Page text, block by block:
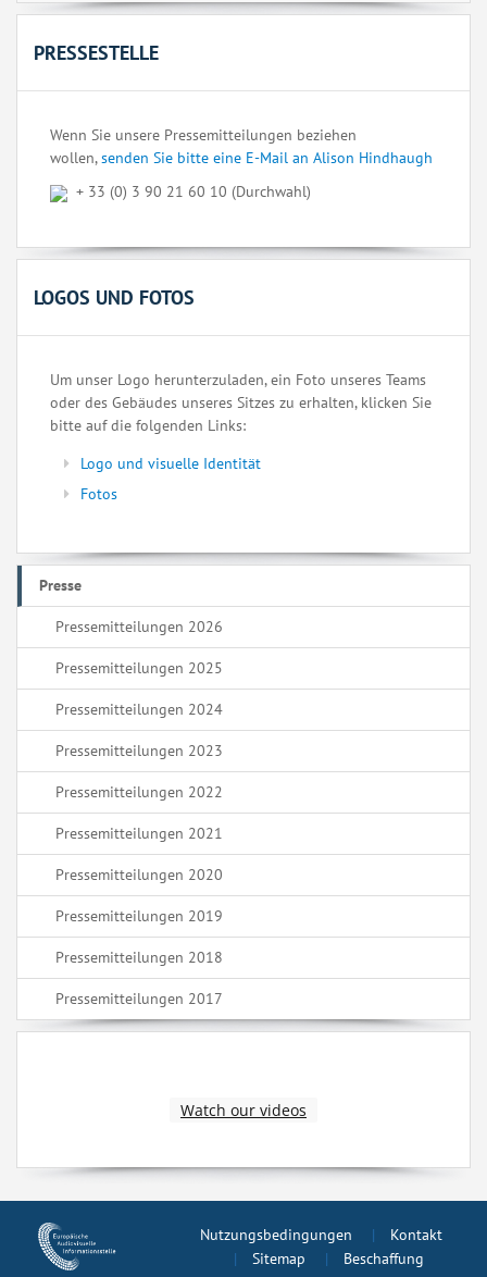
PRESSESTELLE
Wenn Sie unsere Pressemitteilungen beziehen
wollen,senden Sie bitte eine E-Mail an Alison Hindhaugh
+ 33 (0) 3 90 21 60 10 (Durchwahl)
LOGOS UND FOTOS
Um unser Logo herunterzuladen, ein Foto unseres Teams
oder des Gebäudes unseres Sitzes zu erhalten, klicken Sie
bitte auf die folgenden Links:
Logo und visuelle Identität
Fotos
Presse
Pressemitteilungen 2026
Pressemitteilungen 2025
Pressemitteilungen 2024
Pressemitteilungen 2023
Pressemitteilungen 2022
Pressemitteilungen 2021
Pressemitteilungen 2020
Pressemitteilungen 2019
Pressemitteilungen 2018
Pressemitteilungen 2017
Watch our videos
Nutzungsbedingungen
Kontakt
Sitemap
Beschaffung